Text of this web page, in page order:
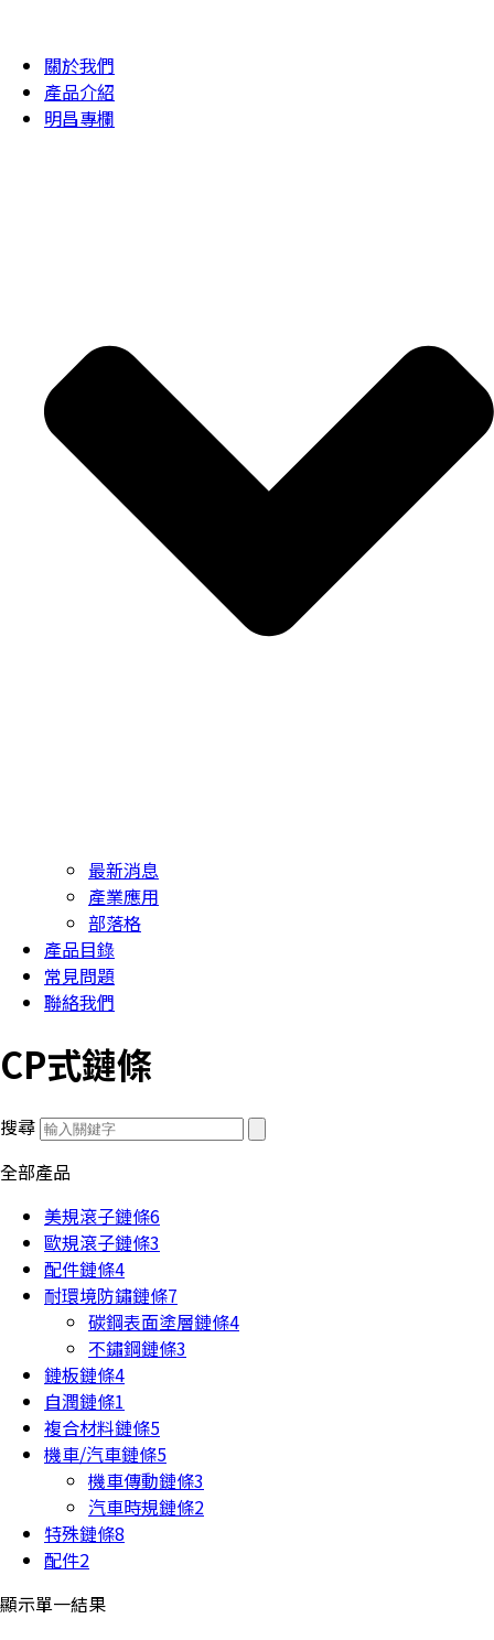
關於我們
產品介紹
明昌專欄
最新消息
產業應用
部落格
產品目錄
常見問題
聯絡我們
CP式鏈條
搜尋
全部產品
美規滾子鏈條6
歐規滾子鏈條3
配件鏈條4
耐環境防鏽鏈條7
碳鋼表面塗層鏈條4
不鏽鋼鏈條3
鏈板鏈條4
自潤鏈條1
複合材料鏈條5
機車/汽車鏈條5
機車傳動鏈條3
汽車時規鏈條2
特殊鏈條8
配件2
顯示單一結果